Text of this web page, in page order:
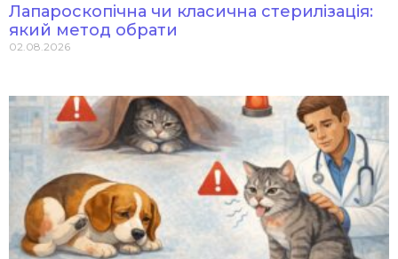
Лапароскопічна чи класична стерилізація:
який метод обрати
02.08.2026